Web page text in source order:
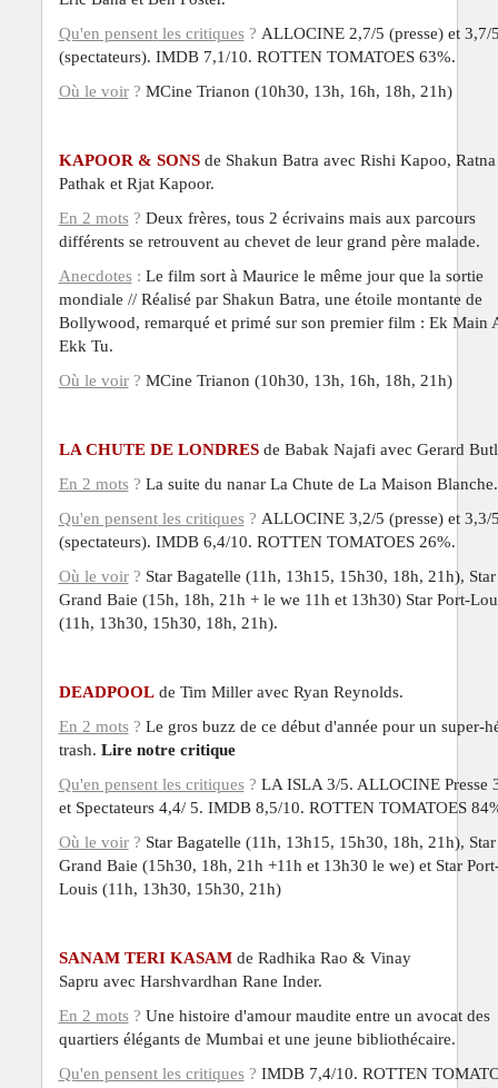
Qu'en pensentles critiques? ALLOCINE 2,7/5 (presse) et 3,7/
(spectateurs). IMDB 7,1/10. ROTTEN TOMATOES 63%.
Où le voir? MCine Trianon (10h30, 13h, 16h, 18h, 21h)
KAPOOR & SONSde Shakun Batra avec Rishi Kapoo, Ratna
Pathak et Rjat Kapoor.
En 2 mots? Deux frères, tous 2 écrivains mais aux parcours
différents se retrouvent au chevet de leur grand père malade.
Anecdotes: Le film sort à Maurice le même jour que la sortie
mondiale // Réalisé par Shakun Batra, une étoile montante de
Bollywood, remarqué et primé sur son premier film : Ek Main
Ekk Tu.
Où le voir? MCine Trianon (10h30, 13h, 16h, 18h, 21h)
LA CHUTE DE LONDRES de Babak Najafi avec Gerard
En 2 mots? La suite du nanar La Chute de La Maison Blanche.
Qu'en pensentles critiques? ALLOCINE 3,2/5 (presse) et 3,3/
(spectateurs). IMDB 6,4/10. ROTTEN TOMATOES 26%.
Où le voir? Star Bagatelle (11h, 13h15, 15h30, 18h, 21h), Star
Grand Baie (15h, 18h, 21h + le we 11h et 13h30) Star Port-
(11h, 13h30, 15h30, 18h, 21h).
DEADPOOLde Tim Miller avec Ryan Reynolds.
En 2 mots? Le gros buzz de ce début d'année pour un super-
trash. Lire notre critique
Qu'en pensentles critiques ? LA ISLA 3/5. ALLOCINE Presse
et Spectateurs 4,4/ 5. IMDB 8,5/10. ROTTEN TOMATOES
Où le voir? Star Bagatelle (11h, 13h15, 15h30, 18h, 21h), Star
Grand Baie (15h30, 18h, 21h +11h et 13h30 le we) et Star
Louis (11h, 13h30, 15h30, 21h)
SANAM TERI KASAM de Radhika Rao & Vinay
Sapru avec Harshvardhan Rane Inder.
En 2 mots? Une histoire d'amour maudite entre un avocat des
quartiers élégants de Mumbai et une jeune bibliothécaire.
Qu'en pensent les critiques ? IMDB 7,4/10. ROTTEN